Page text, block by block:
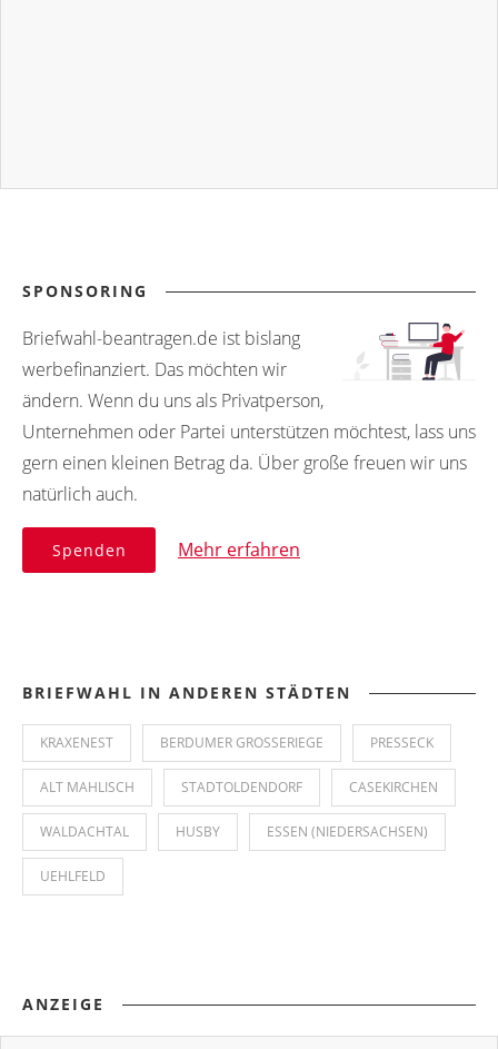
SPONSORING
Briefwahl-beantragen.de ist bislang
werbefinanziert. Das möchten wir
ändern. Wenn du uns als Privatperson,
Unternehmen oder Partei unterstützen möchtest, lass uns
gern einen kleinen Betrag da. Über große freuen wir uns
natürlich auch.
Spenden Mehr erfahren
BRIEFWAHL IN ANDEREN STÄDTEN
KRAXENEST BERDUMER GROSSERIEGE PRESSECK
ALT MAHLISCH STADTOLDENDORF CASEKIRCHEN
WALDACHTAL HUSBY ESSEN (NIEDERSACHSEN)
UEHLFELD
ANZEIGE